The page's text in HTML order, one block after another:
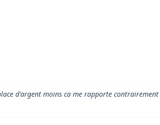
d'argent moins ca me rapporte